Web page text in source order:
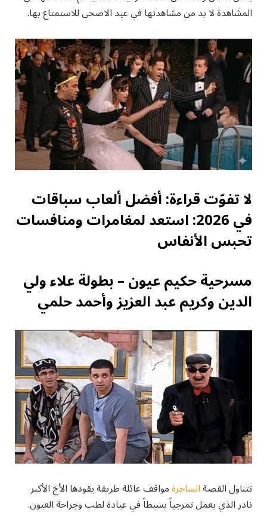
المشاهدة لا بد من مشاهدتها في عيد الاضحى للاستمتاع بها.
لا تفوّت قراءة: أفضل ألعاب سباقات
في 2026: استعد لمغامرات ومنافسات
تحبس الأنفاس
مسرحية حكيم عيون – بطولة علاء ولي
الدين وكريم عبد العزيز وأحمد حلمي
تتناول القصةالساخرةمواقف عائلة طريفة يقودها الأخ الأكبر
نادر الذي يعمل تمرجياً بسيطاً في عيادة لطب وجراحة العيون.